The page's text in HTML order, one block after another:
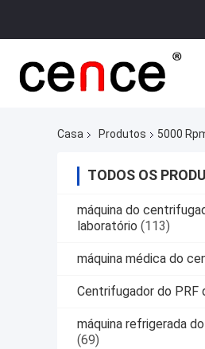
Casa Produtos 5000
TODOS OS
máquina do
laboratório (113)
máquina médica do
Centrifugador do PRF
máquina refrigerada
(69)